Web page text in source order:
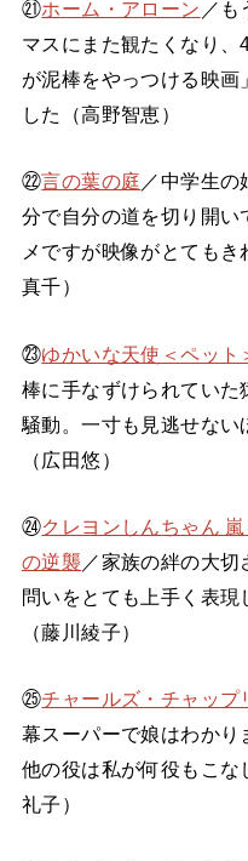
㉑ホーム・アローン ／も
マスにまた観たくなり
が泥棒をやっつける映画
した（高野智恵）
㉒言の葉の庭 ／中学生の
分で自分の道を切り開
メですが映像がとても
真千）
㉓ゆかいな天使＜ペット
棒に手なずけられていた
騒動。一寸も見逃せな
（広田悠）
㉔クレヨンしんちゃん
の逆襲 ／家族の絆の大切
問いをとても上手く表
（藤川綾子）
㉕チャールズ・チャップ
幕スーパーで娘はわかり
他の役は私が何役もこ
礼子）